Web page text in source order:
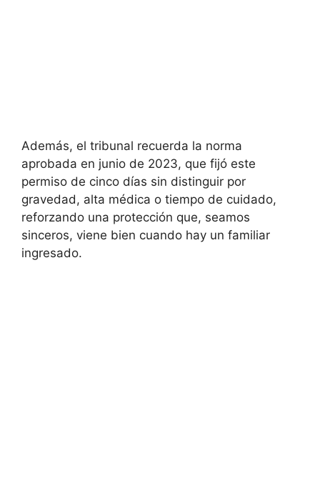
Además, el tribunal recuerda la norma
aprobada en junio de 2023, que fijó este
permiso de cinco días sin distinguir por
gravedad, alta médica o tiempo de cuidado,
reforzando una protección que, seamos
sinceros, viene bien cuando hay un familiar
ingresado.